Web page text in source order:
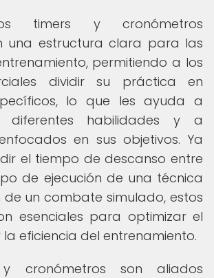
timers y cronómetros
una estructura clara para las
permitiendo a los
dividir su práctica en
lo que les ayuda a
diferentes habilidades y a
en sus objetivos. Ya
el tiempo de descanso entre
de ejecución de una técnica
un combate simulado, estos
esenciales para optimizar el
eficiencia del entrenamiento.
cronómetros son aliados